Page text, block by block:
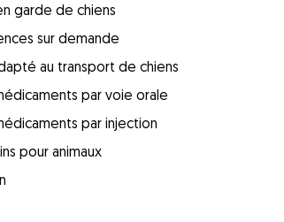
garde de chiens
sur demande
au transport de chiens
par voie orale
par injection
pour animaux